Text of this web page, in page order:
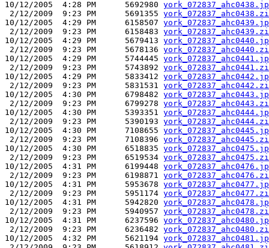
10/12/2005  4:28 PM      5692980
2/12/2009  9:23 PM      5691355
10/12/2005  4:29 PM      6158507
2/12/2009  9:23 PM      6158483
10/12/2005  4:29 PM      5679413
2/12/2009  9:23 PM      5678136
10/12/2005  4:29 PM      5744445
2/12/2009  9:23 PM      5743892
10/12/2005  4:29 PM      5833412
2/12/2009  9:23 PM      5831531
10/12/2005  4:30 PM      6798482
2/12/2009  9:23 PM      6799278
10/12/2005  4:30 PM      5393351
2/12/2009  9:23 PM      5390193
10/12/2005  4:30 PM      7108655
2/12/2009  9:23 PM      7108396
10/12/2005  4:30 PM      6518835
2/12/2009  9:23 PM      6519534
10/12/2005  4:31 PM      6199448
2/12/2009  9:23 PM      6198871
10/12/2005  4:31 PM      5953678
2/12/2009  9:23 PM      5951174
10/12/2005  4:31 PM      5942820
2/12/2009  9:23 PM      5940957
10/12/2005  4:31 PM      6237596
2/12/2009  9:23 PM      6236482
10/12/2005  4:32 PM      5621194